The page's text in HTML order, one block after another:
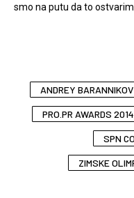
smo na putu da to
ANDREY BARANNIKOV
PRO.PR AWARDS 2014
SPN
ZIMSKE